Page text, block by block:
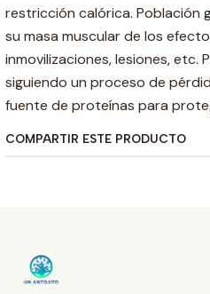
restricción calórica. Población
su masa muscular de los
inmovilizaciones, lesiones, etc.
siguiendo un proceso de
fuente de proteínas para
COMPARTIR ESTE PRODUCTO